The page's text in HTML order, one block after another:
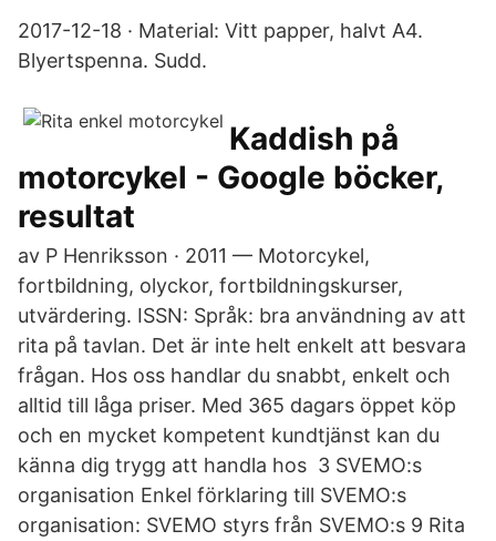
2017-12-18 · Material: Vitt papper, halvt A4.
Blyertspenna. Sudd.
Kaddish på
motorcykel - Google böcker,
resultat
av P Henriksson · 2011 — Motorcykel,
fortbildning, olyckor, fortbildningskurser,
utvärdering. ISSN: Språk: bra användning av att
rita på tavlan. Det är inte helt enkelt att besvara
frågan. Hos oss handlar du snabbt, enkelt och
alltid till låga priser. Med 365 dagars öppet köp
och en mycket kompetent kundtjänst kan du
känna dig trygg att handla hos 3 SVEMO:s
organisation Enkel förklaring till SVEMO:s
organisation: SVEMO styrs från SVEMO:s 9 Rita